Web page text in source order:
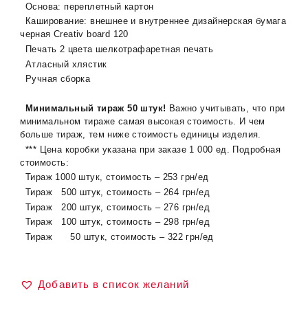
Основа: переплетный картон
Каширование: внешнее и внутреннее дизайнерская бумага
черная Creativ boаrd 120
Печать 2 цвета шелкотрафаретная печать
Атласный хлястик
Ручная сборка
Минимальный тираж 50 штук! Важно учитывать, что при
минимальном тираже самая высокая стоимость. И чем
больше тираж, тем ниже стоимость единицы изделия.
*** Цена коробки указана при заказе 1 000 ед. Подробная
стоимость:
Тираж 1000 штук, стоимость – 253 грн/ед
Тираж 500 штук, стоимость – 264 грн/ед
Тираж 200 штук, стоимость – 276 грн/ед
Тираж 100 штук, стоимость – 298 грн/ед
Тираж 50 штук, стоимость – 322 грн/ед
Добавить в список желаний